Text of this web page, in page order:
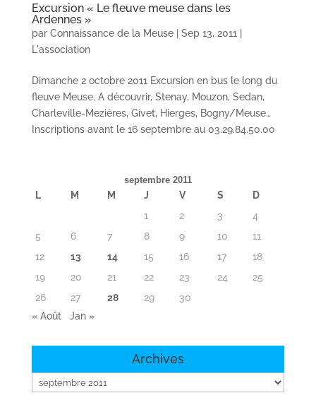
Excursion « Le fleuve meuse dans les
Ardennes »
par Connaissance de la Meuse| Sep 13, 2011
L'association
Dimanche 2 octobre 2011 Excursion en bus le long du
fleuve Meuse. A découvrir, Stenay, Mouzon, Sedan,
Charleville-Mezières, Givet, Hierges, Bogny/Meuse…
Inscriptions avant le 16 septembre au 03.29.84.50.00
septembre 2011
L M M J V S
D
1
2 3
4
5
6 7 8 9 10
11
12
13 14 15 16 17
18
19
20 21 22 23 24
25
26
27 28 29
30
« Août
Jan »
Archives
Archives